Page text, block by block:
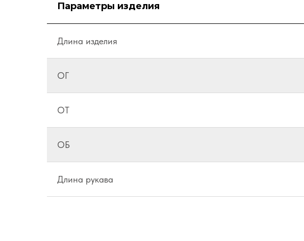
Параметры изделия
Длина изделия
ОГ
ОТ
ОБ
Длина рукава